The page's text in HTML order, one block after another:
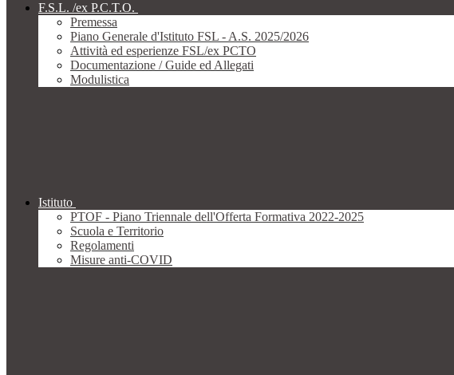
F.S.L. /ex P.C.T.O.
Premessa
Piano Generale d'Istituto FSL - A.S. 2025/2026
Attività ed esperienze FSL/ex PCTO
Documentazione / Guide ed Allegati
Modulistica
Istituto
PTOF - Piano Triennale dell'Offerta Formativa 2022-2025
Scuola e Territorio
Regolamenti
Misure anti-COVID